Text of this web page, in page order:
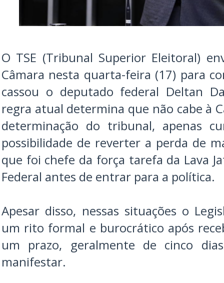
O TSE (Tribunal Superior Eleitoral)
Câmara nesta quarta-feira (17) para
cassou o deputado federal Deltan
regra atual determina que não cabe à
determinação do tribunal, apenas
possibilidade de reverter a perda de
que foi chefe da força tarefa da Lava
Federal antes de entrar para a política.
Apesar disso, nessas situações o
um rito formal e burocrático após
um prazo, geralmente de cinco
manifestar.